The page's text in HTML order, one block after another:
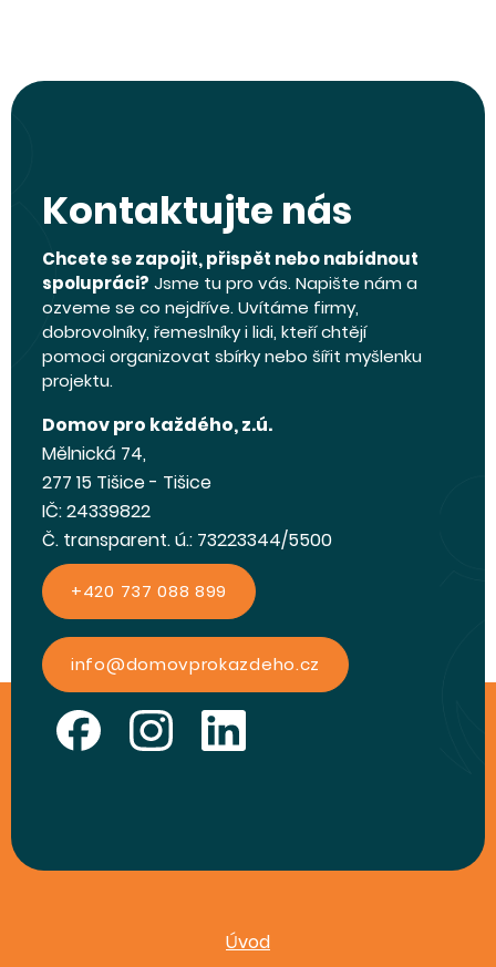
Kontaktujte nás
Chcete se zapojit, přispět nebo nabídnout
spolupráci? Jsme tu pro vás. Napište nám a
ozveme se co nejdříve. Uvítáme firmy,
dobrovolníky, řemeslníky i lidi, kteří chtějí
pomoci organizovat sbírky nebo šířit myšlenku
projektu.
Domov pro každého, z.ú.
Mělnická 74,
277 15 Tišice - Tišice
IČ: 24339822
Č. transparent. ú.: 73223344/5500
+420 737 088 899
info@domovprokazdeho.cz
Úvod